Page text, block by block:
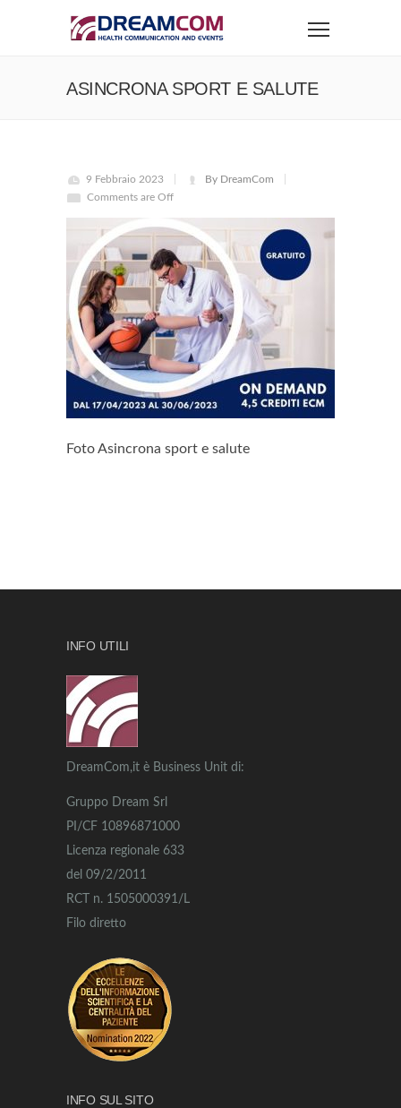
ASINCRONA SPORT E SALUTE
9 Febbraio 2023
By DreamCom
Comments are Off
Foto Asincrona sport e salute
INFO UTILI
DreamCom,it è Business Unit di:
Gruppo Dream Srl
PI/CF 10896871000
Licenza regionale 633
del 09/2/2011
RCT n. 1505000391/L
Filo diretto
INFO SUL SITO